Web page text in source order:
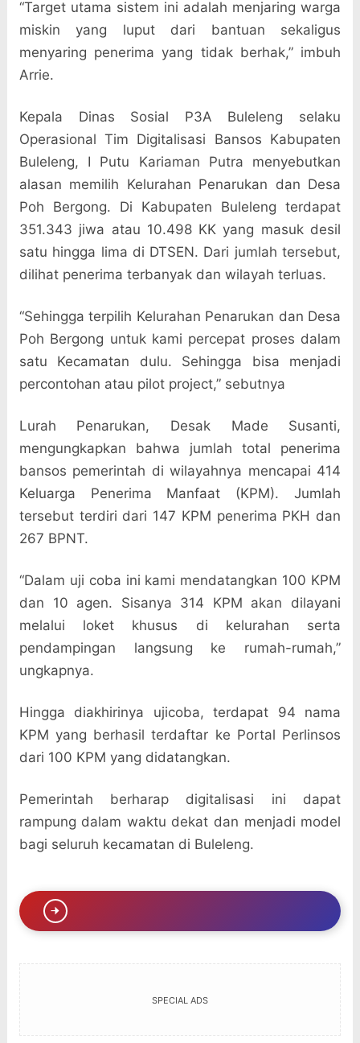
“Target utama sistem ini adalah menjaring warga
miskin yang luput dari bantuan sekaligus
menyaring penerima yang tidak berhak,” imbuh
Arrie.
Kepala Dinas Sosial P3A Buleleng selaku
Operasional Tim Digitalisasi Bansos Kabupaten
Buleleng, I Putu Kariaman Putra menyebutkan
alasan memilih Kelurahan Penarukan dan Desa
Poh Bergong. Di Kabupaten Buleleng terdapat
351.343 jiwa atau 10.498 KK yang masuk desil
satu hingga lima di DTSEN. Dari jumlah tersebut,
dilihat penerima terbanyak dan wilayah terluas.
“Sehingga terpilih Kelurahan Penarukan dan Desa
Poh Bergong untuk kami percepat proses dalam
satu Kecamatan dulu. Sehingga bisa menjadi
percontohan atau pilot project,” sebutnya
Lurah Penarukan, Desak Made Susanti,
mengungkapkan bahwa jumlah total penerima
bansos pemerintah di wilayahnya mencapai 414
Keluarga Penerima Manfaat (KPM). Jumlah
tersebut terdiri dari 147 KPM penerima PKH dan
267 BPNT.
“Dalam uji coba ini kami mendatangkan 100 KPM
dan 10 agen. Sisanya 314 KPM akan dilayani
melalui loket khusus di kelurahan serta
pendampingan langsung ke rumah-rumah,”
ungkapnya.
Hingga diakhirinya ujicoba, terdapat 94 nama
KPM yang berhasil terdaftar ke Portal Perlinsos
dari 100 KPM yang didatangkan.
Pemerintah berharap digitalisasi ini dapat
rampung dalam waktu dekat dan menjadi model
bagi seluruh kecamatan di Buleleng.
SPECIAL ADS